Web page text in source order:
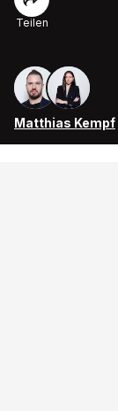
Teilen
Matthias Kempf